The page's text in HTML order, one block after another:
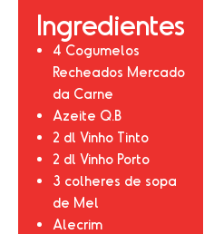
Ingredientes
4 Cogumelos
Recheados Mercado
da Carne
Azeite Q.B
2 dl Vinho Tinto
2 dl Vinho Porto
3 colheres de sopa
de Mel
Alecrim